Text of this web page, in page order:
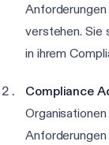
Anforderungen
verstehen. Sie
in ihrem
Compliance
Anforderungen